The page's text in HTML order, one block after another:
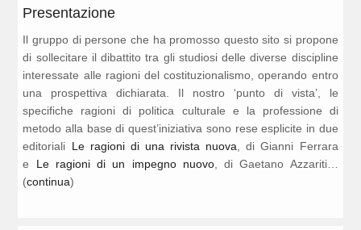
Presentazione
Il gruppo di persone che ha promosso questo sito si propone
di sollecitare il dibattito tra gli studiosi delle diverse discipline
interessate alle ragioni del costituzionalismo, operando entro
una prospettiva dichiarata. Il nostro ‘punto di vista’, le
specifiche ragioni di politica culturale e la professione di
metodo alla base di quest’iniziativa sono rese esplicite in due
editoriali Le ragioni di una rivista nuova , di Gianni Ferrara
e Le ragioni di un impegno nuovo, di Gaetano Azzariti…
(continua)